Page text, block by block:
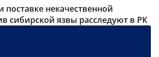
некачественной
сибирской язвы расследуют в РК